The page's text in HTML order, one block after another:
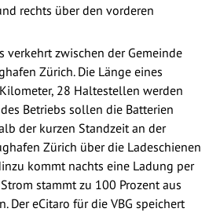
rechts über den vorderen
verkehrt zwischen der Gemeinde
Zürich. Die Länge eines
28 Haltestellen werden
Betriebs sollen die Batterien
der kurzen Standzeit an der
Zürich über die Ladeschienen
kommt nachts eine Ladung per
stammt zu 100 Prozent aus
Der eCitaro für die VBG speichert